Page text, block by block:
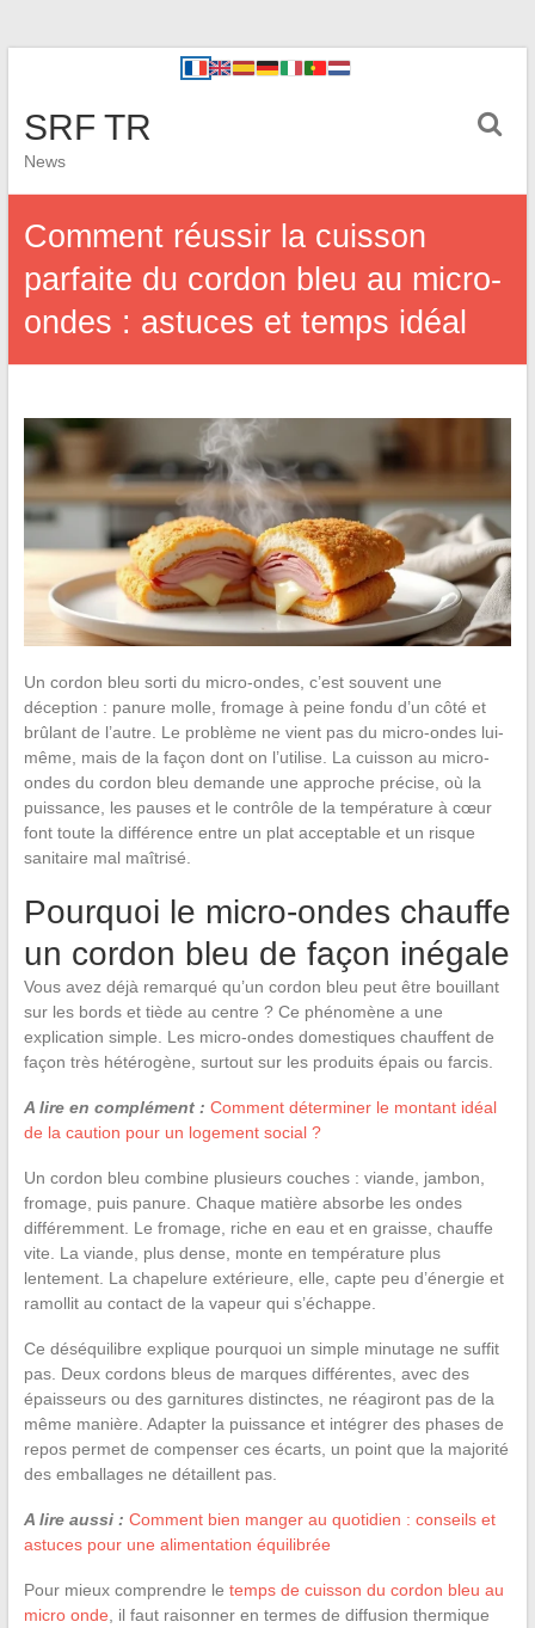
SRF TR
News
Comment réussir la cuisson
parfaite du cordon bleu au micro-
ondes : astuces et temps idéal
Un cordon bleu sorti du micro-ondes, c’est souvent une
déception : panure molle, fromage à peine fondu d’un côté et
brûlant de l’autre. Le problème ne vient pas du micro-ondes lui-
même, mais de la façon dont on l’utilise. La cuisson au micro-
ondes du cordon bleu demande une approche précise, où la
puissance, les pauses et le contrôle de la température à cœur
font toute la différence entre un plat acceptable et un risque
sanitaire mal maîtrisé.
Pourquoi le micro-ondes chauffe
un cordon bleu de façon inégale
Vous avez déjà remarqué qu’un cordon bleu peut être bouillant
sur les bords et tiède au centre ? Ce phénomène a une
explication simple. Les micro-ondes domestiques chauffent de
façon très hétérogène, surtout sur les produits épais ou farcis.
A lire en complément : Comment déterminer le montant idéal
de la caution pour un logement social ?
Un cordon bleu combine plusieurs couches : viande, jambon,
fromage, puis panure. Chaque matière absorbe les ondes
différemment. Le fromage, riche en eau et en graisse, chauffe
vite. La viande, plus dense, monte en température plus
lentement. La chapelure extérieure, elle, capte peu d’énergie et
ramollit au contact de la vapeur qui s’échappe.
Ce déséquilibre explique pourquoi un simple minutage ne suffit
pas. Deux cordons bleus de marques différentes, avec des
épaisseurs ou des garnitures distinctes, ne réagiront pas de la
même manière. Adapter la puissance et intégrer des phases de
repos permet de compenser ces écarts, un point que la majorité
des emballages ne détaillent pas.
A lire aussi : Comment bien manger au quotidien : conseils et
astuces pour une alimentation équilibrée
Pour mieux comprendre le temps de cuisson du cordon bleu au
micro onde , il faut raisonner en termes de diffusion thermique